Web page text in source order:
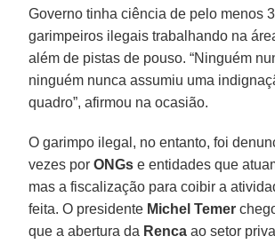
Governo tinha ciência de pelo menos
garimpeiros ilegais trabalhando na
além de pistas de pouso. “Ninguém
ninguém nunca assumiu uma
quadro”, afirmou na ocasião.
O garimpo ilegal, no entanto, foi
vezes porONGs e entidades que
mas a fiscalização para coibir a
feita. O presidente Michel Temer
que a abertura da Renca ao setor